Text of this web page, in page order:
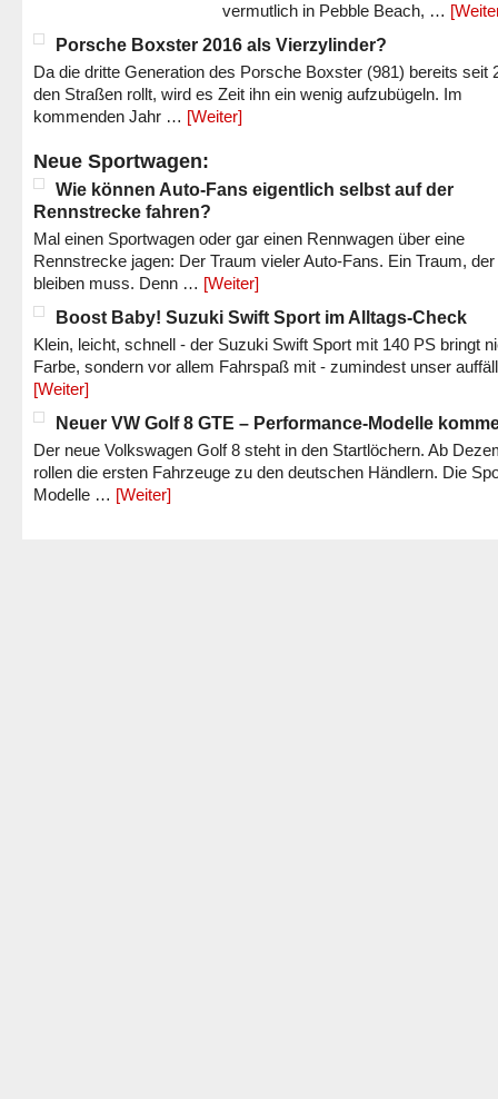
vermutlich in Pebble Beach, …
Porsche Boxster 2016 als Vierzylinder?
Da die dritte Generation des Porsche Boxster (981) bereits seit
den Straßen rollt, wird es Zeit ihn ein wenig aufzubügeln. Im
kommenden Jahr … [Weiter]
Neue Sportwagen:
Wie können Auto-Fans eigentlich selbst auf der
Rennstrecke fahren?
Mal einen Sportwagen oder gar einen Rennwagen über eine
Rennstrecke jagen: Der Traum vieler Auto-Fans. Ein Traum,
bleiben muss. Denn … [Weiter]
Boost Baby! Suzuki Swift Sport im Alltags-Check
Klein, leicht, schnell - der Suzuki Swift Sport mit 140 PS bringt
Farbe, sondern vor allem Fahrspaß mit - zumindest unser
[Weiter]
Neuer VW Golf 8 GTE – Performance-Modelle
Der neue Volkswagen Golf 8 steht in den Startlöchern. Ab
rollen die ersten Fahrzeuge zu den deutschen Händlern. Die
Modelle … [Weiter]